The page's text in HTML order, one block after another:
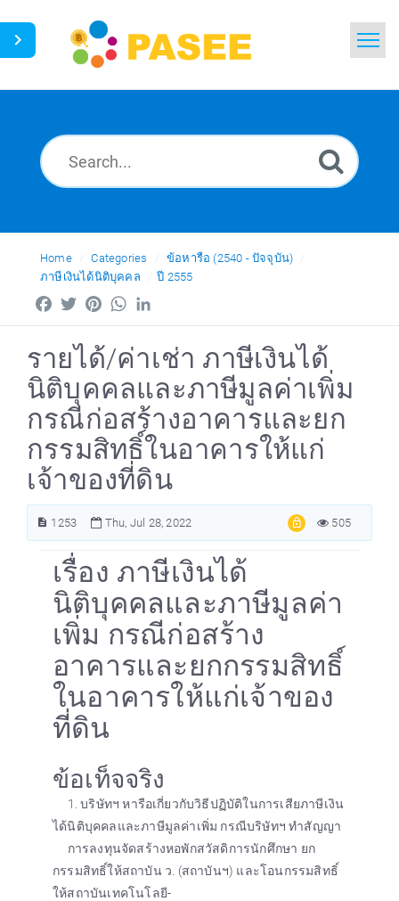
News
Ask a Question
Home Categories
ข้อหารือ (2540 - ปัจจุบัน)
ภาษีเงินได้นิติบุคคล
ปี 2555
FacebookTwitterPinterestWhatsApp
รายได้/ค่าเช่า ภาษีเงินได้
นิติบุคคลและภาษีมูลค่าเพิ่ม
กรณีก่อสร้างอาคารและยก
กรรมสิทธิ์ในอาคารให้แก่
เจ้าของที่ดิน
1253 Thu, Jul 28, 2022 505
เรื่อง ภาษีเงินได้
นิติบุคคลและภาษีมูลค่า
เพิ่ม กรณีก่อสร้าง
อาคารและยกกรรมสิทธิ์
ในอาคารให้แก่เจ้าของ
ที่ดิน
ข้อเท็จจริง
1. บริษัทฯ หารือเกี่ยวกับวิธีปฏิบัติในการเสียภาษีเงิน
ได้นิติบุคคลและภาษีมูลค่าเพิ่ม กรณีบริษัทฯ ทำสัญญา
การลงทุนจัดสร้างหอพักสวัสดิการนักศึกษา ยก
กรรมสิทธิ์ให้สถาบัน ว. (สถาบันฯ) และโอนกรรมสิทธิ์
ให้สถาบันเทคโนโลยี-